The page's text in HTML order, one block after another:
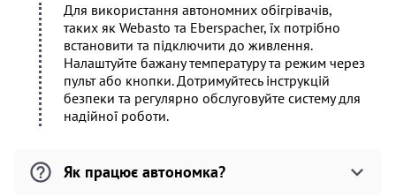
Для використання автономних обігрівачів,
таких як Webasto та Eberspacher, їх потрібно
встановити та підключити до живлення.
Налаштуйте бажану температуру та режим через
пульт або кнопки. Дотримуйтесь інструкцій
безпеки та регулярно обслуговуйте систему для
надійної роботи.
Як працює автономка?